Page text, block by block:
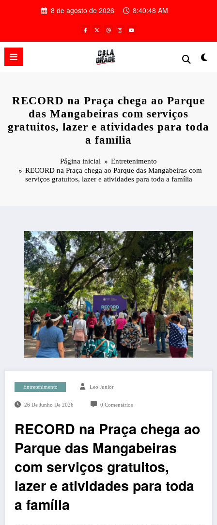
8 de agosto de 2026 8:40:49 AM
RECORD na Praça chega ao Parque
das Mangabeiras com serviços
gratuitos, lazer e atividades para toda
a família
Página inicial
Entretenimento
RECORD na Praça chega ao Parque das Mangabeiras com
serviços gratuitos, lazer e atividades para toda a família
Entretenimento Leo Junior
26 De Junho De 2026 0 Comentários
RECORD na Praça chega ao
Parque das Mangabeiras
com serviços gratuitos,
lazer e atividades para toda
a família